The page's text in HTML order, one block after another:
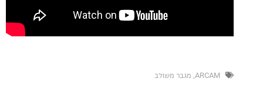
מגבר משולב